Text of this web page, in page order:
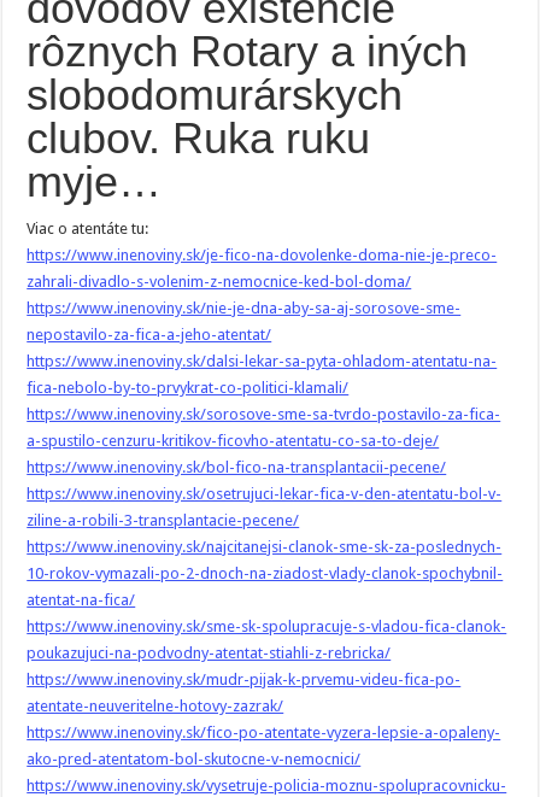
rôznych Rotary a iných
slobodomurárskych
clubov. Ruka ruku
myje…
Viac o atentáte tu:
https://www.inenoviny.sk/je-fico-na-dovolenke-doma-nie-je-preco-
zahrali-divadlo-s-volenim-z-nemocnice-ked-bol-doma/
https://www.inenoviny.sk/nie-je-dna-aby-sa-aj-sorosove-sme-
nepostavilo-za-fica-a-jeho-atentat/
https://www.inenoviny.sk/dalsi-lekar-sa-pyta-ohladom-atentatu-na-
fica-nebolo-by-to-prvykrat-co-politici-klamali/
https://www.inenoviny.sk/sorosove-sme-sa-tvrdo-postavilo-za-fica-
a-spustilo-cenzuru-kritikov-ficovho-atentatu-co-sa-to-deje/
https://www.inenoviny.sk/bol-fico-na-transplantacii-pecene/
https://www.inenoviny.sk/osetrujuci-lekar-fica-v-den-atentatu-bol-v-
ziline-a-robili-3-transplantacie-pecene/
https://www.inenoviny.sk/najcitanejsi-clanok-sme-sk-za-poslednych-
10-rokov-vymazali-po-2-dnoch-na-ziadost-vlady-clanok-spochybnil-
atentat-na-fica/
https://www.inenoviny.sk/sme-sk-spolupracuje-s-vladou-fica-clanok-
poukazujuci-na-podvodny-atentat-stiahli-z-rebricka/
https://www.inenoviny.sk/mudr-pijak-k-prvemu-videu-fica-po-
atentate-neuveritelne-hotovy-zazrak/
https://www.inenoviny.sk/fico-po-atentate-vyzera-lepsie-a-opaleny-
ako-pred-atentatom-bol-skutocne-v-nemocnici/
https://www.inenoviny.sk/vysetruje-policia-moznu-spolupracovnicku-